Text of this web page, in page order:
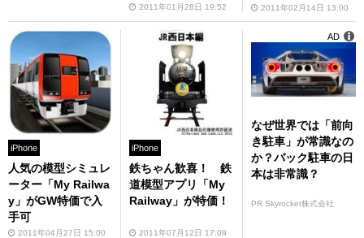
2011年01月28日 19:52 2011年02月14日 13:00
iPhone
人気の模型シミュレ
ーター「My Railwa
y」がGW特価で入
手可
2011年04月27日 15:00
iPhone
鉄ちゃん歓喜！ 鉄
道模型アプリ「My
Railway」が特価！
2011年07月12日 17:09
なぜ世界では「前向
き駐車」が常識なの
か？バック駐車の日
本は非常識？
PR Skyrocket株式会社
AD